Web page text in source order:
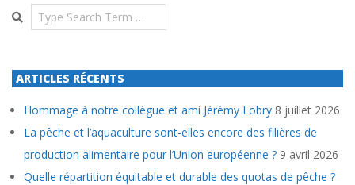
Search
ARTICLES RÉCENTS
Hommage à notre collègue et ami Jérémy Lobry 8 juillet 2026
La pêche et l’aquaculture sont-elles encore des filières de
production alimentaire pour l’Union européenne ? 9 avril 2026
Quelle répartition équitable et durable des quotas de pêche ?